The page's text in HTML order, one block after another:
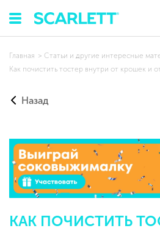
Главная
Статьи и другие интересные
Как почистить тостер внутри от крошек и
Назад
КАК ПОЧИСТИТЬ